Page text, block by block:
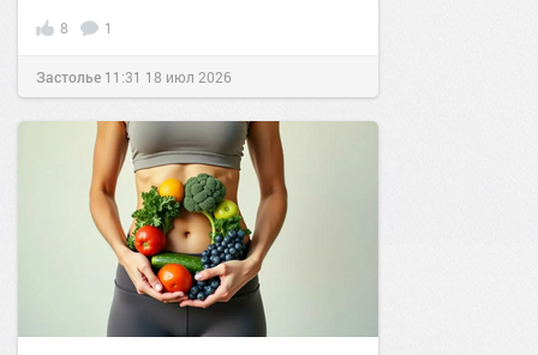
8 1
Застолье 11:31 18 июл 2026